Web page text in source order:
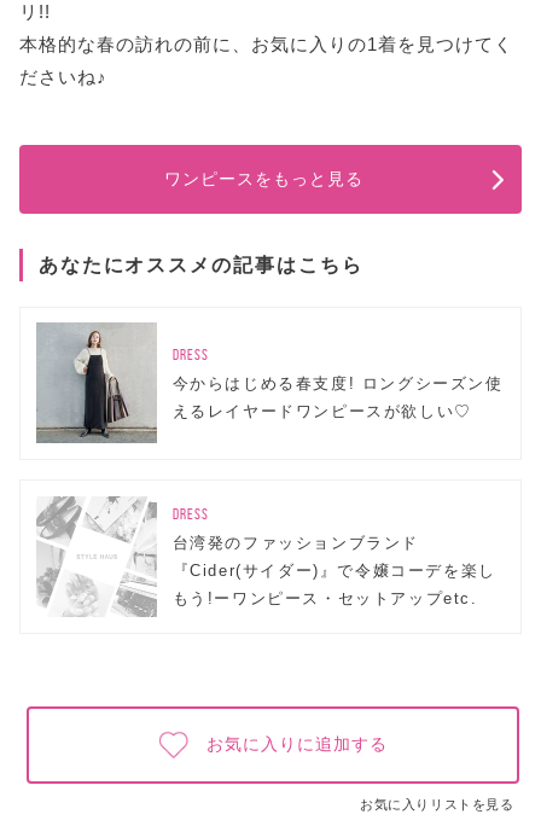
リ!!
本格的な春の訪れの前に、お気に入りの1着を見つけてく
ださいね♪
ワンピースをもっと見る
あなたにオススメの記事はこちら
DRESS
今からはじめる春支度! ロングシーズン使
えるレイヤードワンピースが欲しい♡
DRESS
台湾発のファッションブランド
『Cider(サイダー)』で令嬢コーデを楽し
もう!ーワンピース・セットアップetc.
お気に入りに追加する
お気に入りリストを見る